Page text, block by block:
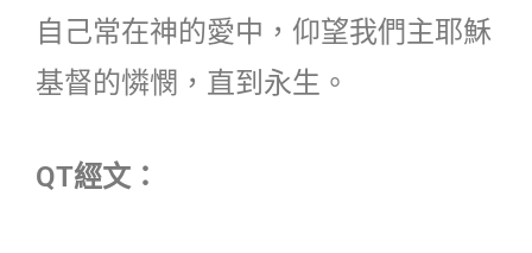
自己常在神的愛中，仰望我們主耶穌
基督的憐憫，直到永生。
QT經文：